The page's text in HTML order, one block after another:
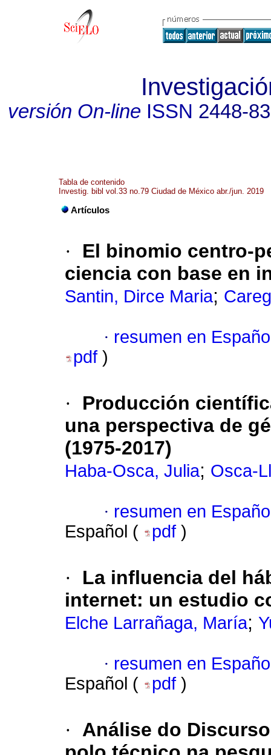
versión On-lineISSN 2448-
Tabla de contenido
Investig. bibl vol.33 no.79 Ciudad de México abr./jun. 2019
Artículos
·
El binomio centro-
ciencia con base en
Santin, Dirce Maria;
· resumen en
pdf )
·
Producción
una perspectiva de
(1975-2017)
Haba-Osca, Julia; Osca-
· resumen en
Español (
pdf )
·
La influencia del
internet: un estudio
Elche Larrañaga, María;
· resumen en
Español (
pdf )
·
Análise do